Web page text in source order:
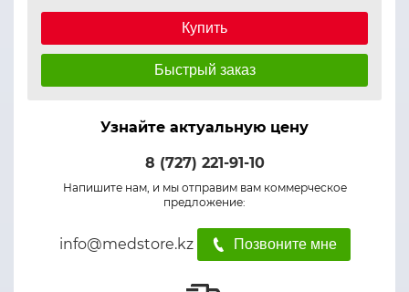
Купить
Быстрый заказ
Узнайте актуальную цену
8 (727) 221-91-10
Напишите нам, и мы отправим вам коммерческое
предложение:
info@medstore.kz Позвоните мне